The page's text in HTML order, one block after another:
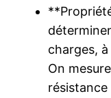
charges,
On